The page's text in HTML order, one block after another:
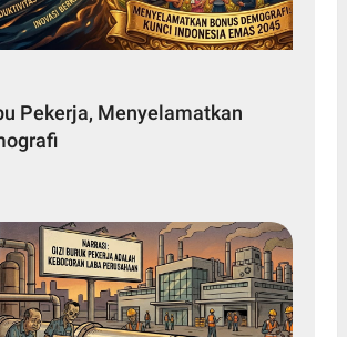
Pekerja, Menyelamatkan